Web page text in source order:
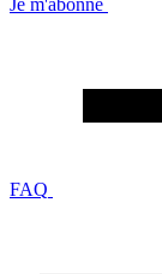
Je m'abonne
FAQ